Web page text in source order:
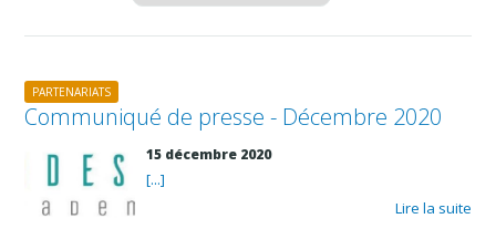
PARTENARIATS
Communiqué de presse - Décembre 2020
15 décembre 2020
[...]
Lire la suite